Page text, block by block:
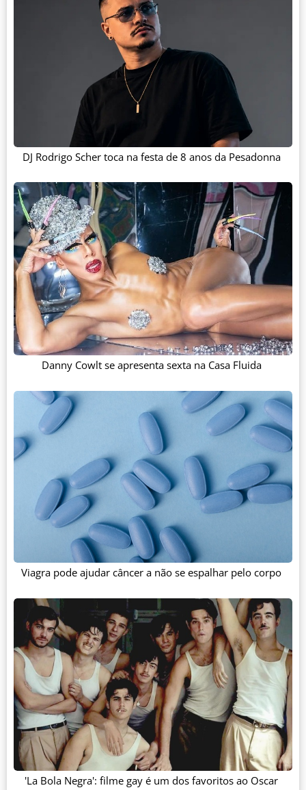
DJ Rodrigo Scher toca na festa de 8 anos da Pesadonna
Danny Cowlt se apresenta sexta na Casa Fluida
Viagra pode ajudar câncer a não se espalhar pelo corpo
'La Bola Negra': filme gay é um dos favoritos ao Oscar